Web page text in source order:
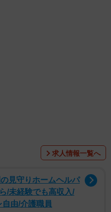
ただけると思います。10年
だけたら嬉しいです」と
求人情報一覧へ
見守りホームヘルパ
/未経験でも高収入/
由/介護職員